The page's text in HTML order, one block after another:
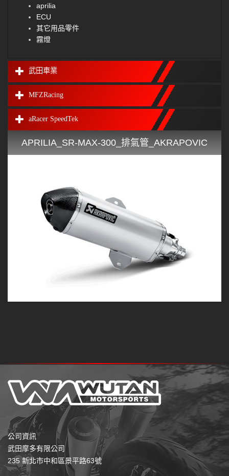
aprilia
ECU
其它用品零件
霧燈
武田車業
MFZRacing
aRacer SpeedTek
APRILIA_SR-MAX-300_排氣管_AKRAPOVIC
公司資訊
武田摩多有限公司
235 新北市中和區景平路63號